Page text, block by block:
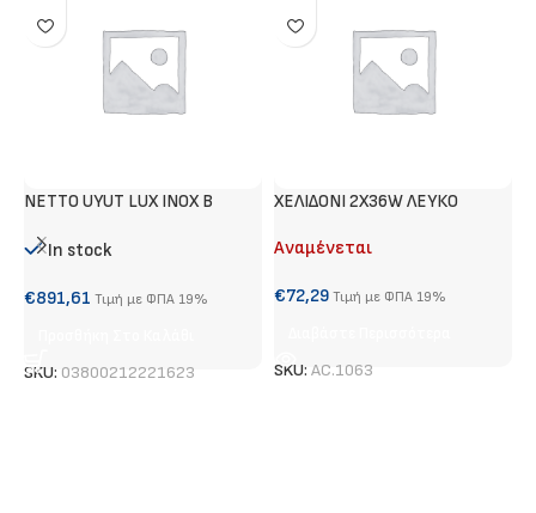
NETTO UYUT LUX INOX B
In stock
€891,61 Τιμή με ΦΠΑ 19%
SKU: 03800212221623
ΧΕΛΙΔΟΝΙ 2Χ36W ΛΕΥΚΟ
Αναμένεται
€72,29 Τιμή με ΦΠΑ 19%
SKU: AC.1063